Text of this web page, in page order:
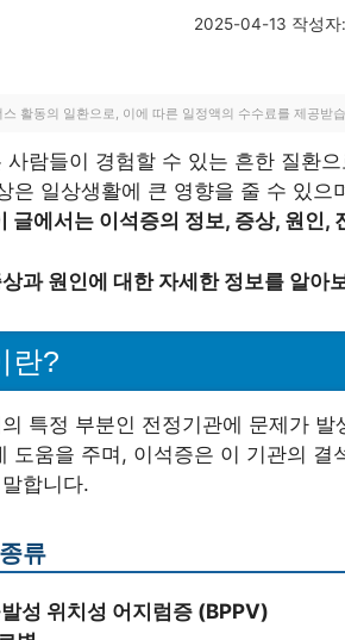
2025-04-13 작성자:
활동의 일환으로, 이에 따른 일정액의 수수료를 제공받
사람들이 경험할 수 있는 흔한 질환
은 일상생활에 큰 영향을 줄 수 있
글에서는 이석증의 정보, 증상, 원인,
과 원인에 대한 자세한 정보를 알아
란?
특정 부분인 전정기관에 문제가
도움을 주며, 이석증은 이 기관의 결
합니다.
류
성 위치성 어지럼증 (BPPV)